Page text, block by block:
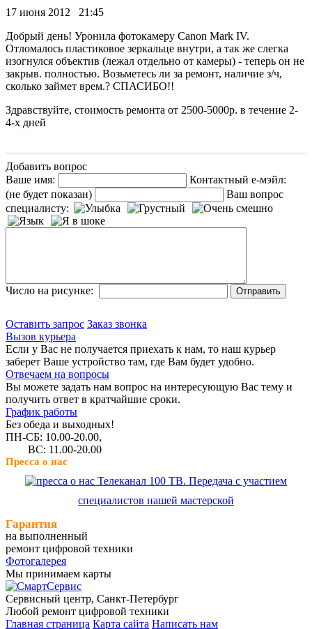
17 июня 2012 21:45
Добрый день! Уронила фотокамеру Canon Mark IV.
Отломалось пластиковое зеркальце внутри, а так же слегка
изогнулся объектив (лежал отдельно от камеры) - теперь он не
закрыв. полностью. Возьметесь ли за ремонт, наличие з/ч,
сколько займет врем.? СПАСИБО!!
Здравствуйте, стоимость ремонта от 2500-5000р. в течение 2-
4-х дней
Добавить вопрос
Ваше имя:
Контактный е-мэйл:
(не будет показан)
Ваш вопрос
специалисту:
Число на рисунке:
Оставить запрос Заказ звонка
Вызов курьера
Если у Вас не получается приехать к нам, то наш курьер
заберет Ваше устройство там, где Вам будет удобно.
Отвечаем на вопросы
Вы можете задать нам вопрос на интересующую Вас тему и
получить ответ в кратчайшие сроки.
График работы
Без обеда и выходных!
ПН-СБ: 10.00-20.00,
ВС: 11.00-20.00
Пресса о нас
Телеканал 100 ТВ. Передача с участием
специалистов нашей мастерской
Гарантия
на выполненный
ремонт цифровой техники
Фотогалерея
Мы принимаем карты
Сервисный центр, Cанкт-Петербург
Любой ремонт цифровой техники
Главная страница Карта сайта Написать нам